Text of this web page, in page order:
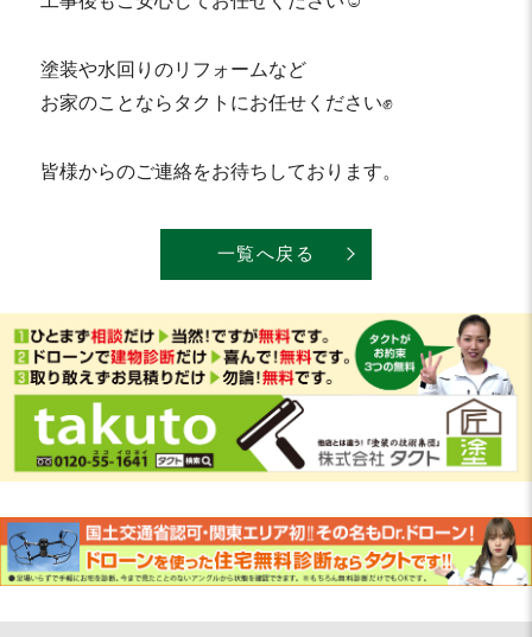
塗装や水回りのリフォームなど
お家のことならタクトにお任せください✊
皆様からのご連絡をお待ちしております。
一覧へ戻る